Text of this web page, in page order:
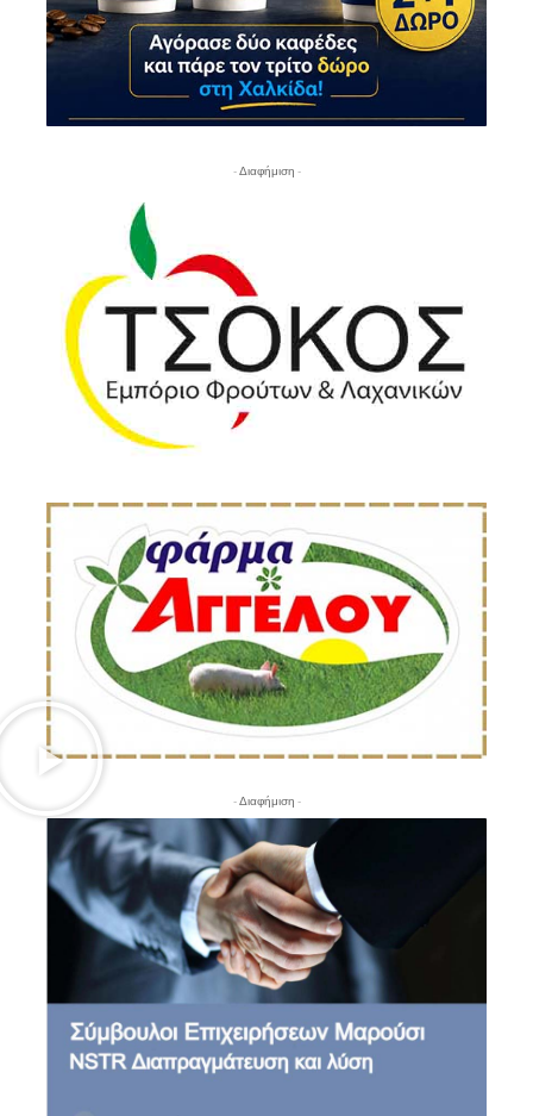
- Διαφήμιση -
- Διαφήμιση -